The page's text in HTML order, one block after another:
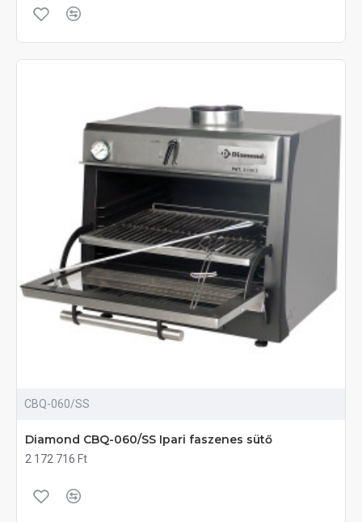
CBQ-060/SS
Diamond CBQ-060/SS Ipari faszenes sütő
2 172 716 Ft